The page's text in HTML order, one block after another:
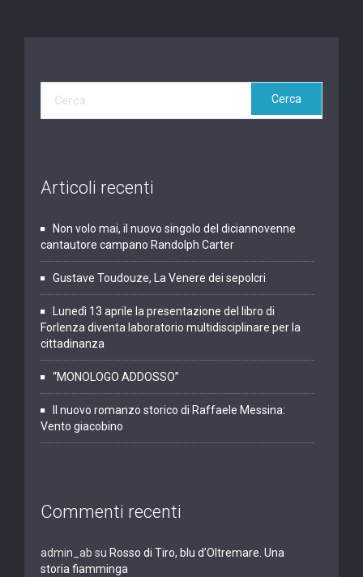
Articoli recenti
Non volo mai, il nuovo singolo del diciannovenne
cantautore campano Randolph Carter
Gustave Toudouze, La Venere dei sepolcri
Lunedì 13 aprile la presentazione del libro di
Forlenza diventa laboratorio multidisciplinare per la
cittadinanza
“MONOLOGO ADDOSSO”
Il nuovo romanzo storico di Raffaele Messina:
Vento giacobino
Commenti recenti
admin_ab su Rosso di Tiro, blu d’Oltremare. Una
storia fiamminga